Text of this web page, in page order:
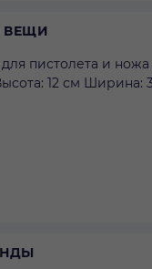
ВЕЩИ
пистолета и
12 см Ширина: